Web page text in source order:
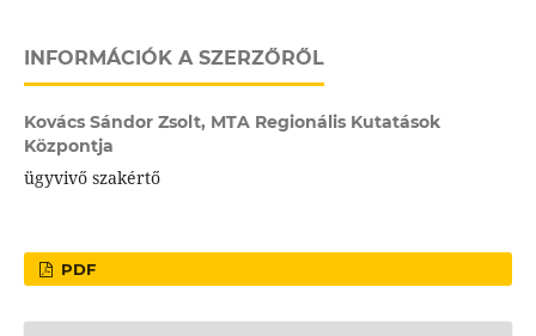
INFORMÁCIÓK A SZERZŐRŐL
Kovács Sándor Zsolt, MTA Regionális Kutatások
Központja
ügyvivő szakértő
PDF